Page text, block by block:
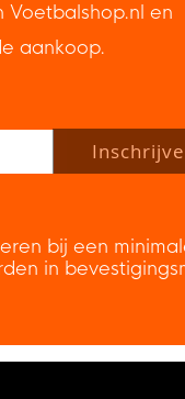
Voetbalshop.nl en
aankoop.
policy to
bij een
in